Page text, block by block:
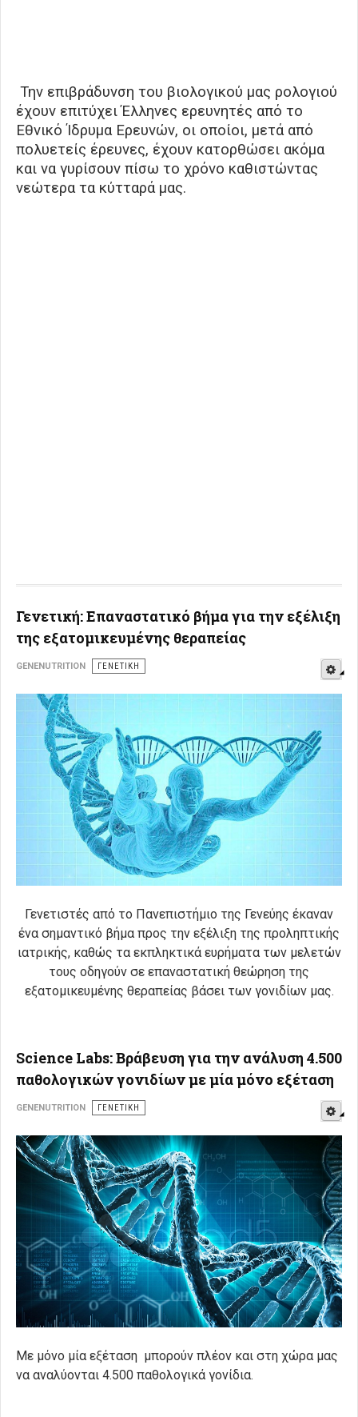
Την επιβράδυνση του βιολογικού μας ρολογιού
έχουν επιτύχει Έλληνες ερευνητές από το
Εθνικό Ίδρυμα Ερευνών, οι οποίοι, μετά από
πολυετείς έρευνες, έχουν κατορθώσει ακόμα
και να γυρίσουν πίσω το χρόνο καθιστώντας
νεώτερα τα κύτταρά μας.
Γενετική: Επαναστατικό βήμα για την εξέλιξη
της εξατομικευμένης θεραπείας
GENENUTRITION ΓΕΝΕΤΙΚΉ
Γενετιστές από το Πανεπιστήμιο της Γενεύης έκαναν
ένα σημαντικό βήμα προς την εξέλιξη της προληπτικής
ιατρικής, καθώς τα εκπληκτικά ευρήματα των μελετών
τους οδηγούν σε επαναστατική θεώρηση της
εξατομικευμένης θεραπείας βάσει των γονιδίων μας.
Science Labs: Βράβευση για την ανάλυση 4.500
παθολογικών γονιδίων με μία μόνο εξέταση
GENENUTRITION ΓΕΝΕΤΙΚΉ
Με μόνο μία εξέταση μπορούν πλέον και στη χώρα μας
να αναλύονται 4.500 παθολογικά γονίδια.